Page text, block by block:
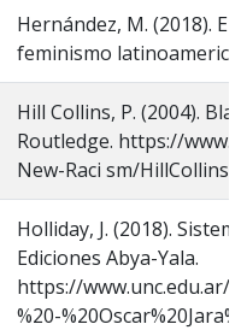
Hernández, M. (2018).
feminismo
Hill Collins, P. (2004).
Routledge. https://
New-Raci sm/
Holliday, J. (2018).
Ediciones Abya-Yala.
https://www.unc.edu.ar/
%20-